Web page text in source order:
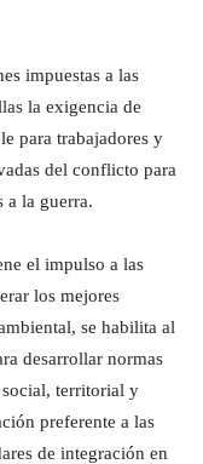
impuestas a las
la exigencia de
para trabajadores y
del conflicto para
a la guerra.
el impulso a las
los mejores
se habilita al
desarrollar normas
social, territorial y
preferente a las
de integración en